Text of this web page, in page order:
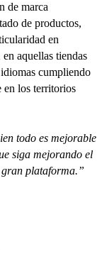
de marca
de productos,
en
aquellas tiendas
cumpliendo
en los territorios
todo es mejorable
siga mejorando el
plataforma.”